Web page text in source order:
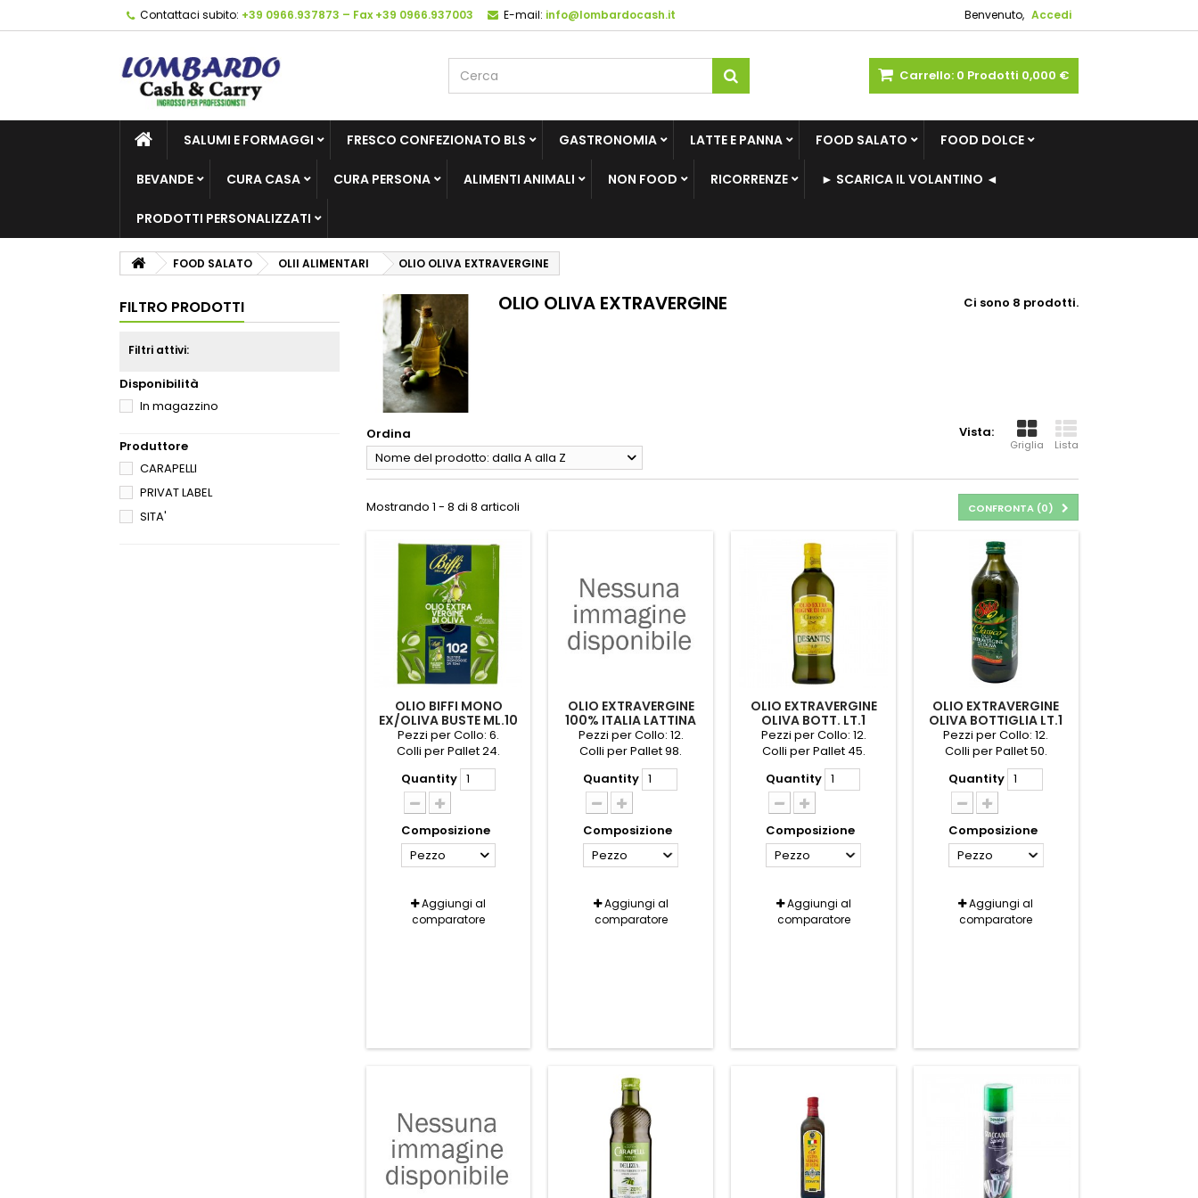
Benvenuto, Accedi
Contattaci subito: +39 0966.937873 – Fax +39 0966.937003 E-mail: info@lombardocash.it
Carrello: 0 Prodotti 0,000 €
SALUMI E FORMAGGI FRESCO CONFEZIONATO BLS GASTRONOMIA LATTE E PANNA FOOD SALATO FOOD DOLCE
BEVANDE CURA CASA CURA PERSONA ALIMENTI ANIMALI NON FOOD RICORRENZE ► SCARICA IL VOLANTINO ◄
PRODOTTI PERSONALIZZATI
FOOD SALATO OLII ALIMENTARI OLIO OLIVA EXTRAVERGINE
FILTRO PRODOTTI
Filtri attivi:
Disponibilità
In magazzino
Produttore
CARAPELLI
PRIVAT LABEL
SITA'
OLIO OLIVA EXTRAVERGINE Ci sono 8 prodotti.
Vista:
Griglia Lista
Ordina
Nome del prodotto: dalla A alla Z
CONFRONTA (0)
Mostrando 1 - 8 di 8 articoli
OLIO BIFFI MONO
EX/OLIVA BUSTE ML.10
PZ.102
Pezzi per Collo: 6.
Colli per Pallet 24.
Quantity
Composizione
Pezzo
Aggiungi al
comparatore
OLIO EXTRAVERGINE
100% ITALIA LATTINA
SITA' ML.500
Pezzi per Collo: 12.
Colli per Pallet 98.
Quantity
Composizione
Pezzo
Aggiungi al
comparatore
OLIO EXTRAVERGINE
OLIVA BOTT. LT.1
DESANTIS
Pezzi per Collo: 12.
Colli per Pallet 45.
Quantity
Composizione
Pezzo
Aggiungi al
comparatore
OLIO EXTRAVERGINE
OLIVA BOTTIGLIA LT.1
SITA'
Pezzi per Collo: 12.
Colli per Pallet 50.
Quantity
Composizione
Pezzo
Aggiungi al
comparatore